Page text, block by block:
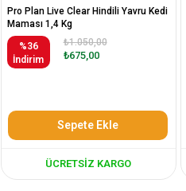
Pro Plan Live Clear Hindili Yavru Kedi
Maması 1,4 Kg
%36
İndirim
₺675,00
₺1.050,00
Sepete Ekle
ÜCRETSIZ KARGO